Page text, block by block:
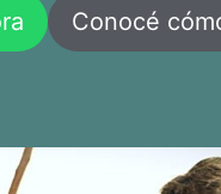
Conocé